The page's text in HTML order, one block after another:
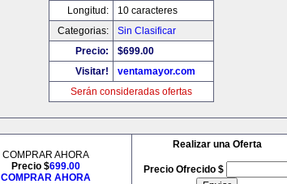
Longitud:
10 caracteres
Categorias:
Sin Clasificar
Precio:
$699.00
Visitar!
ventamayor.com
Serán consideradas ofertas
COMPRAR AHORA
Precio $699.00
COMPRAR AHORA
Realizar una Oferta
Precio Ofrecido $